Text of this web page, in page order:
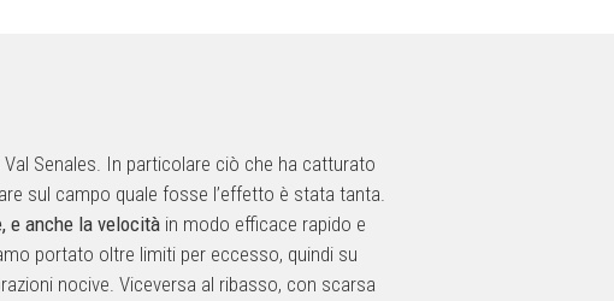
Senales. In particolare ciò che ha catturato
sul campo quale fosse l’effetto è stata tanta.
e anche la velocità in modo efficace rapido e
portato oltre limiti per eccesso, quindi su
nocive. Viceversa al ribasso, con scarsa